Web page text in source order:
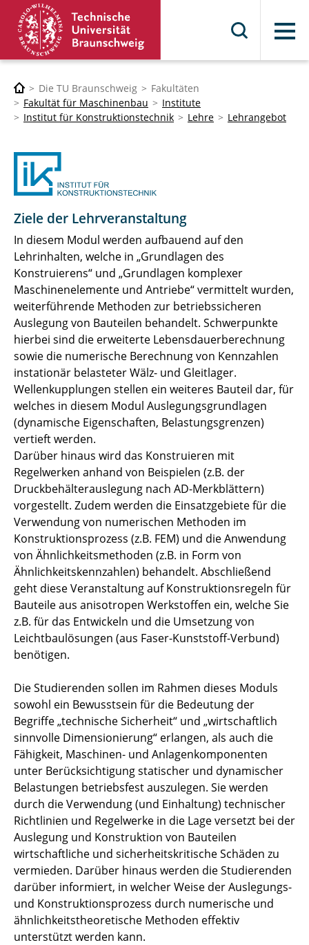
Menü
Die TU Braunschweig
Fakultäten
Fakultät für Maschinenbau
Institute
Institut für Konstruktionstechnik
Lehre Lehrangebot
Ziele der Lehrveranstaltung
In diesem Modul werden aufbauend auf den
Lehrinhalten, welche in „Grundlagen des
Konstruierens“ und „Grundlagen komplexer
Maschinenelemente und Antriebe“ vermittelt wurden,
weiterführende Methoden zur betriebssicheren
Auslegung von Bauteilen behandelt. Schwerpunkte
hierbei sind die erweiterte Lebensdauerberechnung
sowie die numerische Berechnung von Kennzahlen
instationär belasteter Wälz- und Gleitlager.
Wellenkupplungen stellen ein weiteres Bauteil dar, für
welches in diesem Modul Auslegungsgrundlagen
(dynamische Eigenschaften, Belastungsgrenzen)
vertieft werden.
Darüber hinaus wird das Konstruieren mit
Regelwerken anhand von Beispielen (z.B. der
Druckbehälterauslegung nach AD-Merkblättern)
vorgestellt. Zudem werden die Einsatzgebiete für die
Verwendung von numerischen Methoden im
Konstruktionsprozess (z.B. FEM) und die Anwendung
von Ähnlichkeitsmethoden (z.B. in Form von
Ähnlichkeitskennzahlen) behandelt. Abschließend
geht diese Veranstaltung auf Konstruktionsregeln für
Bauteile aus anisotropen Werkstoffen ein, welche Sie
z.B. für das Entwickeln und die Umsetzung von
Leichtbaulösungen (aus Faser-Kunststoff-Verbund)
benötigen.
Die Studierenden sollen im Rahmen dieses Moduls
sowohl ein Bewusstsein für die Bedeutung der
Begriffe „technische Sicherheit“ und „wirtschaftlich
sinnvolle Dimensionierung“ erlangen, als auch die
Fähigkeit, Maschinen- und Anlagenkomponenten
unter Berücksichtigung statischer und dynamischer
Belastungen betriebsfest auszulegen. Sie werden
durch die Verwendung (und Einhaltung) technischer
Richtlinien und Regelwerke in die Lage versetzt bei der
Auslegung und Konstruktion von Bauteilen
wirtschaftliche und sicherheitskritische Schäden zu
vermieden. Darüber hinaus werden die Studierenden
darüber informiert, in welcher Weise der Auslegungs-
und Konstruktionsprozess durch numerische und
ähnlichkeitstheoretische Methoden effektiv
unterstützt werden kann.